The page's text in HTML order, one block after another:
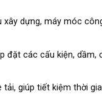
xây dựng, máy móc
đặt các cấu kiện, dầm,
giúp tiết kiệm thời